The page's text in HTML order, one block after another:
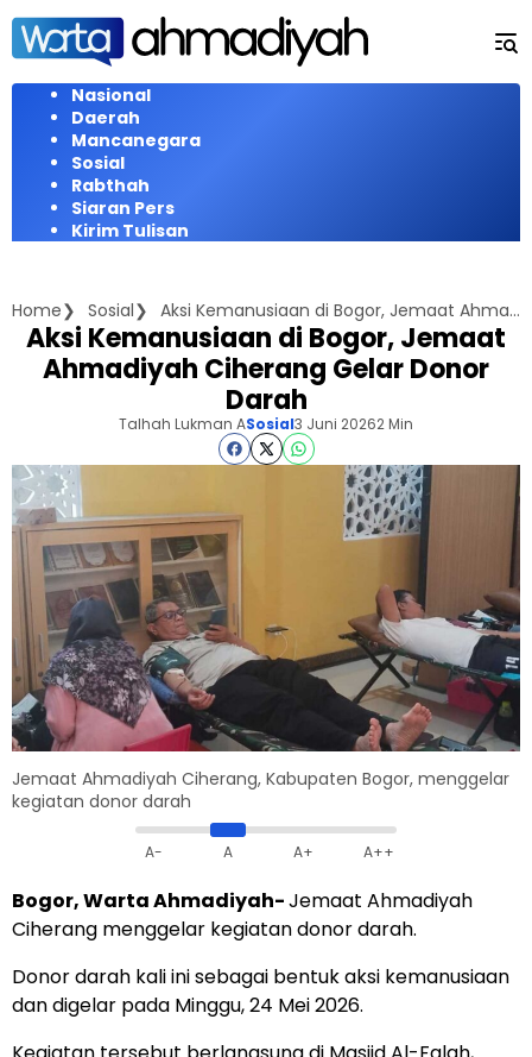
Langsung
konten
Nasional
Daerah
Mancanegara
Sosial
Rabthah
Siaran Pers
Kirim Tulisan
Home Sosial Aksi Kemanusiaan di Bogor, Jemaat Ahmadiyah Ciherang Gelar Donor Darah
Aksi Kemanusiaan di Bogor, Jemaat
Ahmadiyah Ciherang Gelar Donor
Darah
Talhah Lukman ASosial3 Juni 20262 Min
Jemaat Ahmadiyah Ciherang, Kabupaten Bogor, menggelar
kegiatan donor darah
A- A A+ A++
Bogor, Warta Ahmadiyah-Jemaat Ahmadiyah
Ciherang menggelar kegiatan donor darah.
Donor darah kali ini sebagai bentuk aksi kemanusiaan
dan digelar pada Minggu, 24 Mei 2026.